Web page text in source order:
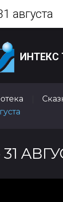
ИНТЕКС
августа